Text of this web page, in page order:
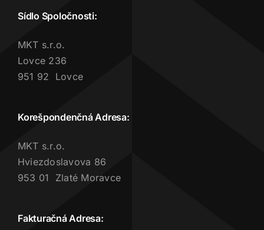
Sídlo Spoločnosti:
MKT s.r.o.
Lovce 236
951 92 Lovce
Korešpondenčná Adresa:
MKT s.r.o.
Hviezdoslavova 86
953 01 Zlaté Moravce
Fakturačná Adresa: